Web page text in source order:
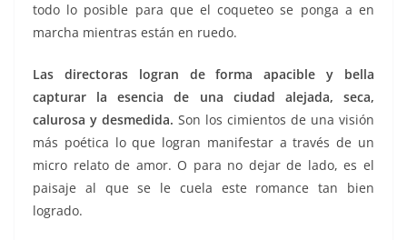
todo lo posible para que el coqueteo se ponga a en
marcha mientras están en ruedo.
Las directoras logran de forma apacible y bella
capturar la esencia de una ciudad alejada, seca,
calurosa y desmedida. Son los cimientos de una visión
más poética lo que logran manifestar a través de un
micro relato de amor. O para no dejar de lado, es el
paisaje al que se le cuela este romance tan bien
logrado.